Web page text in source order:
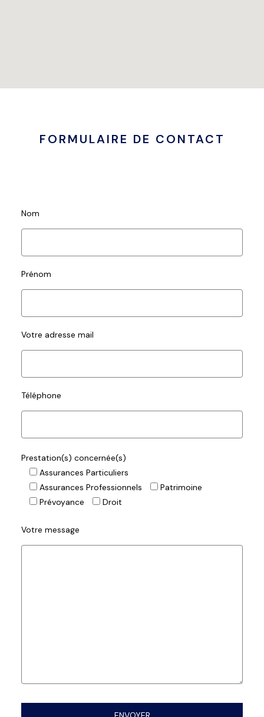
FORMULAIRE DE CONTACT
Nom
Prénom
Votre adresse mail
Téléphone
Prestation(s) concernée(s)
Assurances Particuliers
Assurances Professionnels
Patrimoine
Prévoyance
Droit
Votre message